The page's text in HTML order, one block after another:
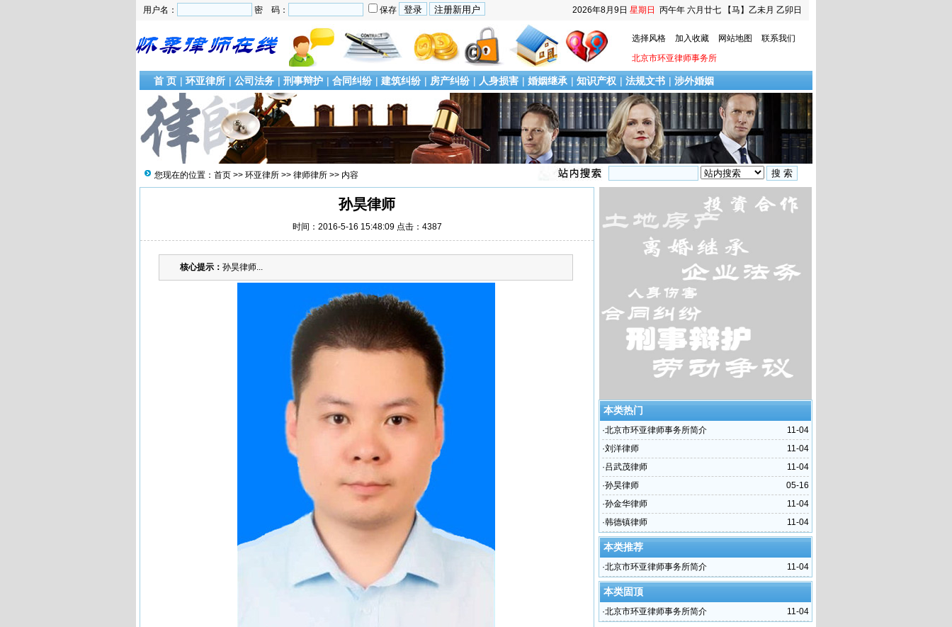
2026年8月9日 星期日 丙午年 六月廿七 【马】乙未月 乙卯日
用户名： 密 码： 保存
选择风格 加入收藏 网站地图
联系我们
北京市环亚律师事务所
首 页 | 环亚律所 | 公司法务 | 刑事辩护 | 合同纠纷 | 建筑纠纷 | 房产纠纷 | 人身损害 | 婚姻继承 | 知识产权 | 法规文书 | 涉外婚姻
您现在的位置： 首页 >> 环亚律所 >> 律师律所 >> 内容
孙昊律师
时间：2016-5-16 15:48:09 点击：4387
核心提示： 孙昊律师...
本类热门
11-04
·北京市环亚律师事务所简介
11-04
·刘洋律师
11-04
·吕武茂律师
05-16
·孙昊律师
11-04
·孙金华律师
11-04
·韩德镇律师
本类推荐
11-04
·北京市环亚律师事务所简介
本类固顶
11-04
·北京市环亚律师事务所简介